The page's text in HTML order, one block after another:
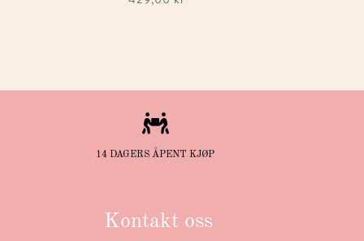

14 DAGERS ÅPENT KJØP
Kontakt oss